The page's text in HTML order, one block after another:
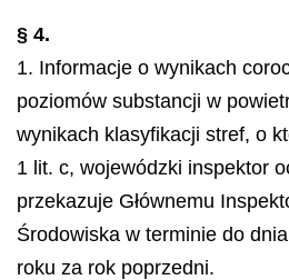
§ 4.
1. Informacje o wynikach
poziomów substancji w
wynikach klasyfikacji stref, o
1 lit. c, wojewódzki inspektor
przekazuje Głównemu
Środowiska w terminie do
roku za rok poprzedni.